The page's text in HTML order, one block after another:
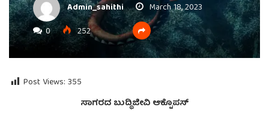
Admin_sahithi
March 18, 2023
0
252
Post Views: 355
ಸಾಗರದ ಬುದ್ಧಿಜೀವಿ ಆಕ್ಟೊಪಸ್